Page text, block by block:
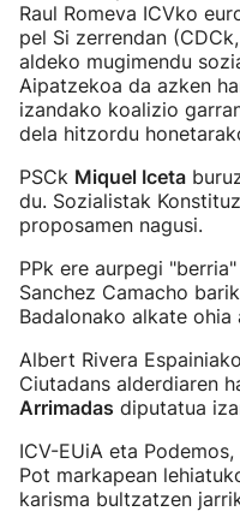
Raul Romeva ICVko
pel Si zerrendan
aldeko mugimendu
Aipatzekoa da azken
izandako koalizio
dela hitzordu
PSCk Miquel Iceta
du. Sozialistak
proposamen nagusi.
PPk ere aurpegi
Sanchez Camacho
Badalonako alkate ohia
Albert Rivera
Ciutadans alderdiaren
Arrimadas diputatua
ICV-EUiA eta
Pot markapean
karisma bultzatzen